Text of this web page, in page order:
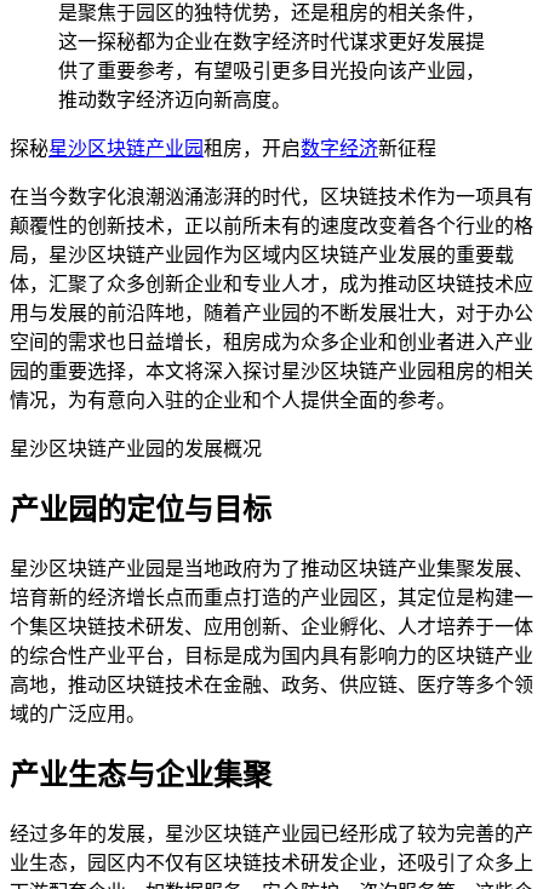
是聚焦于园区的独特优势，还是租房的相关条件，
这一探秘都为企业在数字经济时代谋求更好发展提
供了重要参考，有望吸引更多目光投向该产业园，
推动数字经济迈向新高度。
探秘星沙区块链产业园租房，开启数字经济新征程
在当今数字化浪潮汹涌澎湃的时代，区块链技术作为一项具有
颠覆性的创新技术，正以前所未有的速度改变着各个行业的格
局，星沙区块链产业园作为区域内区块链产业发展的重要载
体，汇聚了众多创新企业和专业人才，成为推动区块链技术应
用与发展的前沿阵地，随着产业园的不断发展壮大，对于办公
空间的需求也日益增长，租房成为众多企业和创业者进入产业
园的重要选择，本文将深入探讨星沙区块链产业园租房的相关
情况，为有意向入驻的企业和个人提供全面的参考。
星沙区块链产业园的发展概况
产业园的定位与目标
星沙区块链产业园是当地政府为了推动区块链产业集聚发展、
培育新的经济增长点而重点打造的产业园区，其定位是构建一
个集区块链技术研发、应用创新、企业孵化、人才培养于一体
的综合性产业平台，目标是成为国内具有影响力的区块链产业
高地，推动区块链技术在金融、政务、供应链、医疗等多个领
域的广泛应用。
产业生态与企业集聚
经过多年的发展，星沙区块链产业园已经形成了较为完善的产
业生态，园区内不仅有区块链技术研发企业，还吸引了众多上